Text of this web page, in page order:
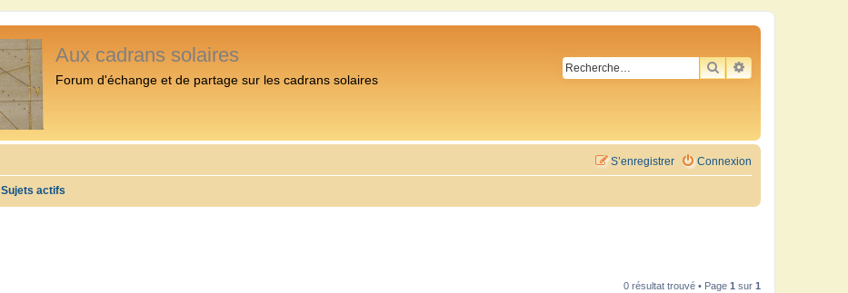
Aux cadrans solaires
Forum d'échange et de partage sur les cadrans solaires
RECHERCHER
RECHERCHE
Connexion
S’enregistrer
Sujets actifs
0 résultat trouvé • Page 1 sur 1